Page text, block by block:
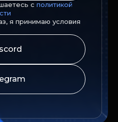
с политикой
я принимаю условия